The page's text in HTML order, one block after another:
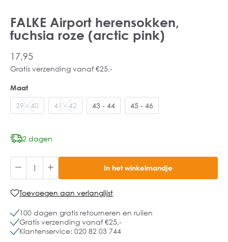
FALKE Airport herensokken,
fuchsia roze (arctic pink)
17,95
Gratis verzending vanaf €25,-
Maat
39 - 40 41 - 42 43 - 44 45 - 46
2 dagen
In het winkelmandje
Toevoegen aan verlanglijst
100 dagen gratis retourneren en ruilen
Gratis verzending vanaf €25,-
Klantenservice: 020 82 03 744